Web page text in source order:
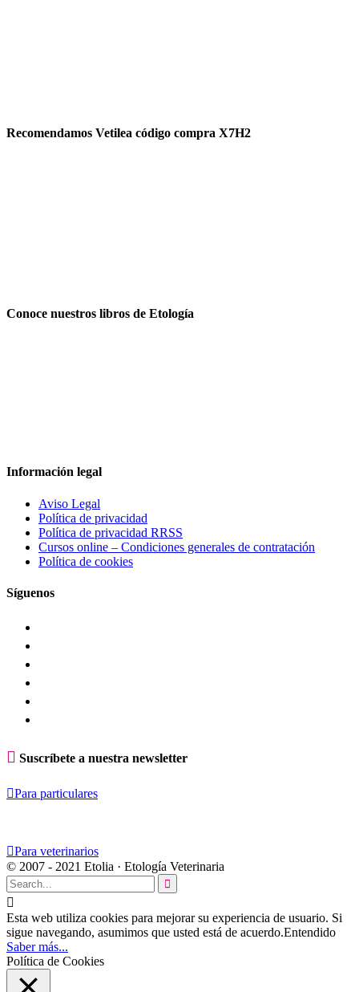
Recomendamos Vetilea código compra X7H2
Conoce nuestros libros de Etología
Información legal
Aviso Legal
Política de privacidad
Política de privacidad RRSS
Cursos online – Condiciones generales de contratación
Política de cookies
Síguenos
 Suscríbete a nuestra newsletter
Para particulares
Para veterinarios
© 2007 - 2021 Etolia · Etología Veterinaria


Esta web utiliza cookies para mejorar su experiencia de usuario. Si
sigue navegando, asumimos que usted está de acuerdo.Entendido
Saber más...
Política de Cookies